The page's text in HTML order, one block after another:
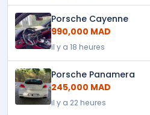
Porsche Cayenne
990,000 MAD
il y a 18 heures
Porsche Panamera
245,000 MAD
il y a 22 heures